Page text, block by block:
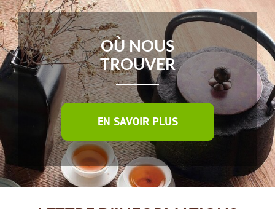
OÙ NOUS
TROUVER
EN SAVOIR PLUS